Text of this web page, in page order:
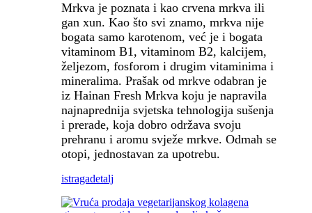
Mrkva je poznata i kao crvena mrkva ili
gan xun. Kao što svi znamo, mrkva nije
bogata samo karotenom, već je i bogata
vitaminom B1, vitaminom B2, kalcijem,
željezom, fosforom i drugim vitaminima i
mineralima. Prašak od mrkve odabran je
iz Hainan Fresh Mrkva koju je napravila
najnaprednija svjetska tehnologija sušenja
i prerade, koja dobro održava svoju
prehranu i aromu svježe mrkve. Odmah se
otopi, jednostavan za upotrebu.
istragadetalj